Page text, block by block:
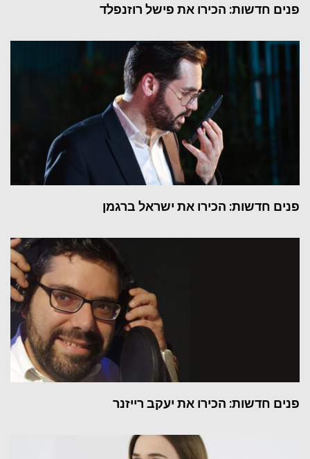
פנים חדשות: הכירו את פישל רוזנפלד
פנים חדשות: הכירו את ישראל ברגמן
פנים חדשות: הכירו את יעקב רייזנר